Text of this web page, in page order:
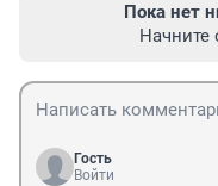
Пока нет
Начните
Гость
Войти